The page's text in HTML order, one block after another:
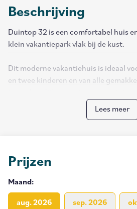
Beschrijving
Duintop 32 is een comfortabel huis
klein vakantiepark vlak bij de kust.
Dit moderne vakantiehuis is ideaal
en twee kinderen en van alle
een zeer ruime tuin compleet met
Hier kun je heerlijk genieten van het
vaatwasser, combimagnetron en
hal op de begane grond vind je de
Lees meer
Prijzen
Maand:
aug. 2026 sep. 2026